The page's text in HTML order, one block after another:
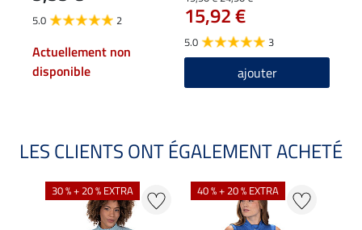
5.0 2
Actuellement non
disponible
15,92 €
5.0 3
ajouter
LES CLIENTS ONT ÉGALEMENT ACHETÉ
30 % + 20 % EXTRA 40 % + 20 % EXTRA